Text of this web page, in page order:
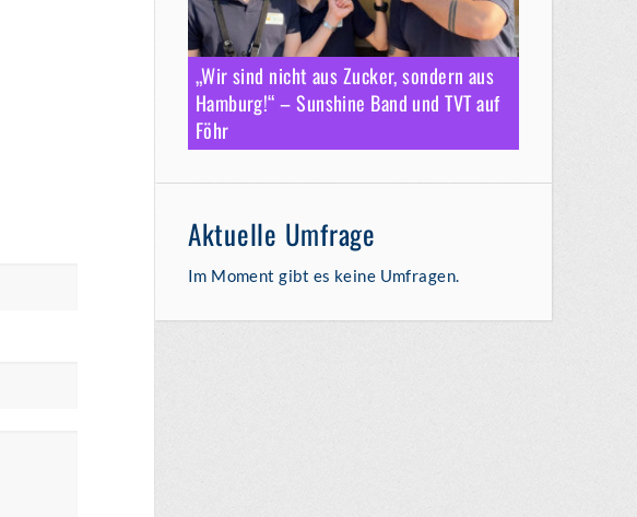
„Wir sind nicht aus Zucker, sondern aus
Hamburg!“ – Sunshine Band und TVT auf
Föhr
Aktuelle Umfrage
Im Moment gibt es keine Umfragen.